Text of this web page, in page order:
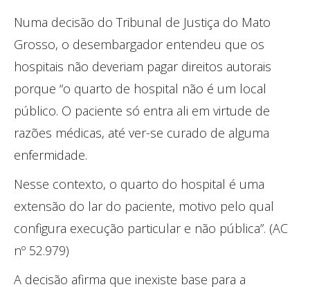
Numa decisão do Tribunal de Justiça do Mato
Grosso, o desembargador entendeu que os
hospitais não deveriam pagar direitos autorais
porque “o quarto de hospital não é um local
público. O paciente só entra ali em virtude de
razões médicas, até ver-se curado de alguma
enfermidade.
Nesse contexto, o quarto do hospital é uma
extensão do lar do paciente, motivo pelo qual
configura execução particular e não pública”. (AC
nº 52.979)
A decisão afirma que inexiste base para a